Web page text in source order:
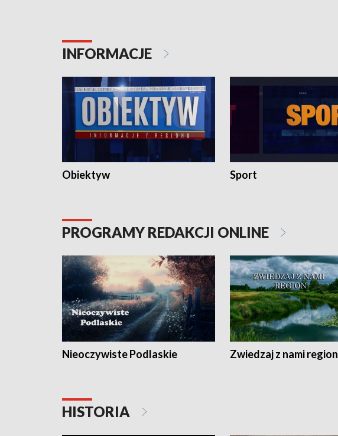
INFORMACJE
Obiektyw Sport
PROGRAMY REDAKCJI ONLINE
Nieoczywiste Podlaskie Zwiedzaj z nami region
HISTORIA